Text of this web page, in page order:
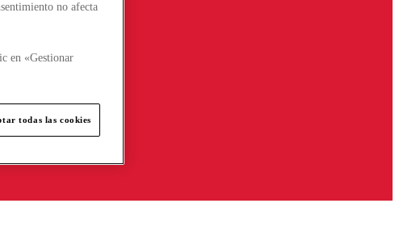
no afecta
en «Gestionar
todas las cookies